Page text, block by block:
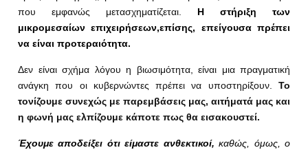
που εμφανώς μετασχηματίζεται.
Η στήριξη των
μικρομεσαίων επιχειρήσεων,επίσης, επείγουσα πρέπει
να είναι προτεραιότητα.
Δεν είναι σχήμα λόγου η βιωσιμότητα, είναι μια πραγματική
ανάγκη που οι κυβερνώντες πρέπει να υποστηρίξουν. Το
τονίζουμε συνεχώς με παρεμβάσεις μας, αιτήματά μας και
η φωνή μας ελπίζουμε κάποτε πως θα εισακουστεί.
Έχουμε αποδείξει ότι είμαστε ανθεκτικοί,καθώς, όμως, ο